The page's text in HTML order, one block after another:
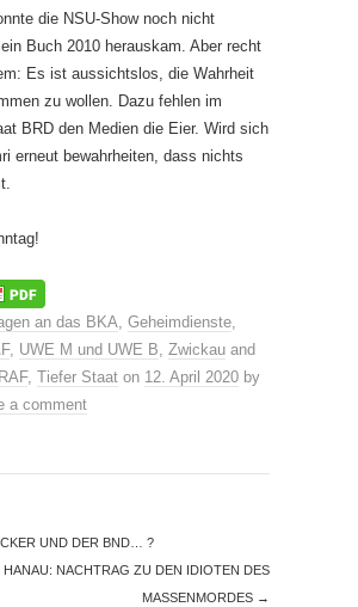
die NSU-Show noch nicht
Buch 2010 herauskam. Aber recht
Es ist aussichtslos, die Wahrheit
zu wollen. Dazu fehlen im
BRD den Medien die Eier. Wird sich
erneut bewahrheiten, dass nichts
an das BKA, Geheimdienste,
, UWE M und UWE B, Zwickau and
RAF, Tiefer Staat on 12. April 2020 by
a comment
UND DER BND… ?
HANAU: NACHTRAG ZU DEN IDIOTEN DES
MASSENMORDES →